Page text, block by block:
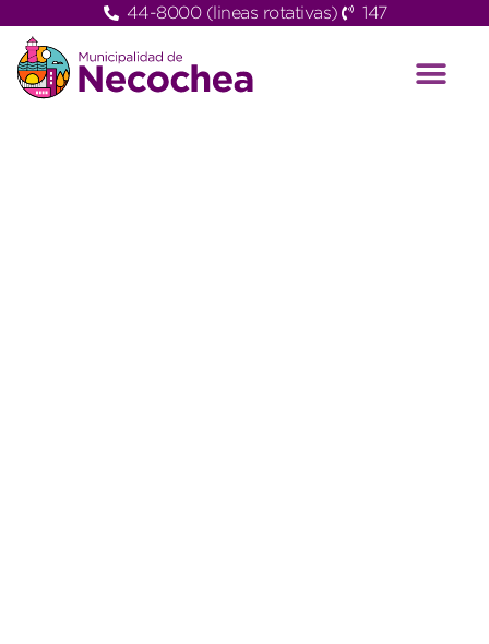
44-8000 (lineas rotativas) 147